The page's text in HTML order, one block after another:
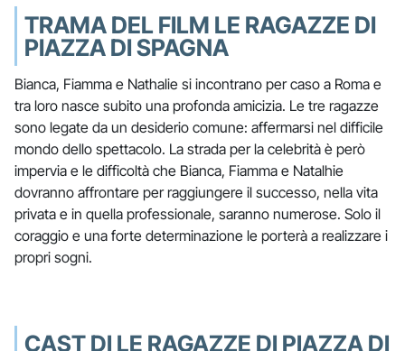
TRAMA DEL FILM LE RAGAZZE DI
PIAZZA DI SPAGNA
Bianca, Fiamma e Nathalie si incontrano per caso a Roma e
tra loro nasce subito una profonda amicizia. Le tre ragazze
sono legate da un desiderio comune: affermarsi nel difficile
mondo dello spettacolo. La strada per la celebrità è però
impervia e le difficoltà che Bianca, Fiamma e Natalhie
dovranno affrontare per raggiungere il successo, nella vita
privata e in quella professionale, saranno numerose. Solo il
coraggio e una forte determinazione le porterà a realizzare i
propri sogni.
CAST DI LE RAGAZZE DI PIAZZA DI